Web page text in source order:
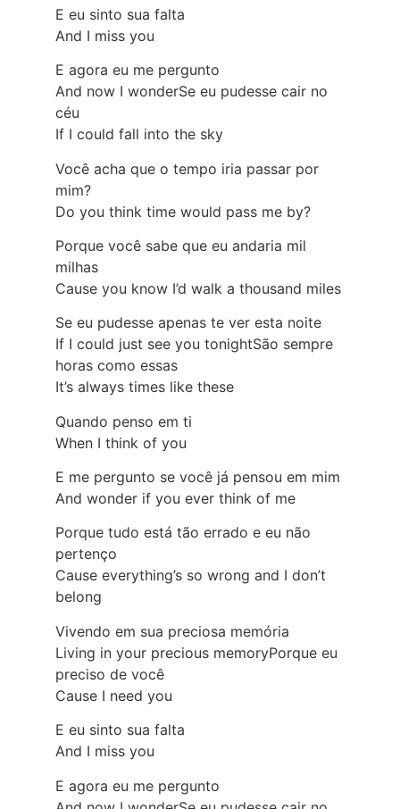
E eu sinto sua falta
And I miss you
E agora eu me pergunto
And now I wonderSe eu pudesse cair no
céu
If I could fall into the sky
Você acha que o tempo iria passar por
mim?
Do you think time would pass me by?
Porque você sabe que eu andaria mil
milhas
Cause you know I’d walk a thousand miles
Se eu pudesse apenas te ver esta noite
If I could just see you tonightSão sempre
horas como essas
It’s always times like these
Quando penso em ti
When I think of you
E me pergunto se você já pensou em mim
And wonder if you ever think of me
Porque tudo está tão errado e eu não
pertenço
Cause everything’s so wrong and I don’t
belong
Vivendo em sua preciosa memória
Living in your precious memoryPorque eu
preciso de você
Cause I need you
E eu sinto sua falta
And I miss you
E agora eu me pergunto